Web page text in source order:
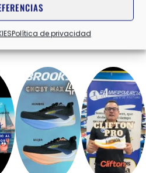
Política de privacidad